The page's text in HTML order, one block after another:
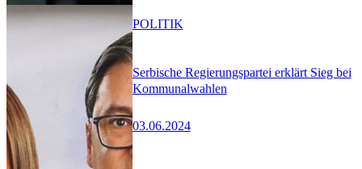
Serbische Regierungspartei erklärt Sieg bei
Kommunalwahlen
03.06.2024
POLITIK